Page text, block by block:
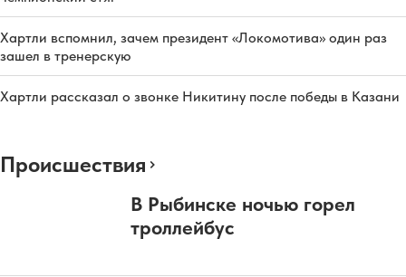
Хартли вспомнил, зачем президент «Локомотива» один раз
зашел в тренерскую
Хартли рассказал о звонке Никитину после победы в Казани
Происшествия
В Рыбинске ночью горел
троллейбус